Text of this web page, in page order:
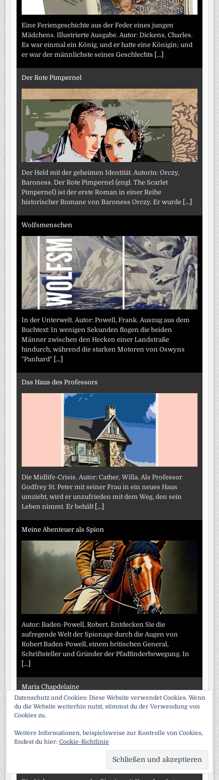
Eine Feriengeschichte aus der Feder eines jungen
Mädchens. Illustrierte Ausgabe. Autor: Dickens, Charles.
Es war einmal ein König, und er hatte eine Königin; und
er war der männlichste seines Geschlechts [...]
Der Rote Pimpernel
Der Held mit der geheimen Identität. Autorin: Orczy,
Baroness. Der Rote Pimpernel (engl. The Scarlet
Pimpernel) ist der erste Roman in einer Reihe
historischer Romane von Baroness Orczy. Er wurde [...]
Wolfsmenschen
In der Unterwelt. Autor: Powell, Frank. Auszug aus dem
Buchtext: In wenigen Sekunden flogen die beiden
Männer zwischen den Hecken einer Landstraße
hindurch, während die starken Motoren von Oswyns
"Panhard" [...]
Das Haus des Professors
Die Midlife-Crisis. Autor: Cather, Willa. Als Professor
Godfrey St. Peter mit seiner Frau in ein neues Haus
umzieht, wird er unzufrieden mit dem Weg, den sein
Leben nimmt. Er behält [...]
Meine Abenteuer als Spion
Autor: Baden-Powell, Robert. Entdecken Sie die
aufregende Welt der Spionage durch die Augen von
Robert Baden-Powell, einem britischen General,
Schriftsteller und Gründer der Pfadfinderbewegung. In
[...]
Maria Chapdelaine
Datenschutz und Cookies: Diese Website verwendet Cookies. Wenn
du die Website weiterhin nutzt, stimmst du der Verwendung von
Cookies zu.
Weitere Informationen, beispielsweise zur Kontrolle von Cookies,
findest du hier: Cookie-Richtlinie
TO
TOP